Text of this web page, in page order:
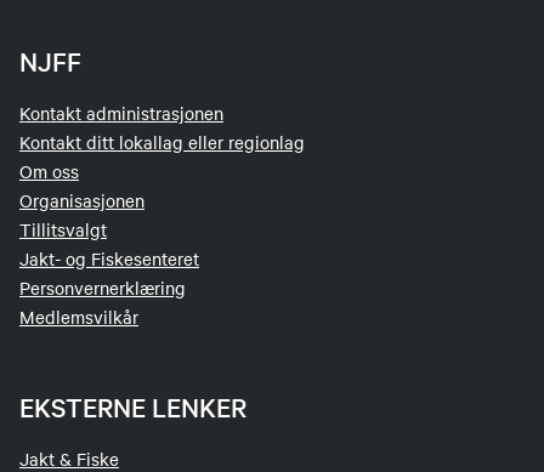
NJFF
Kontakt administrasjonen
Kontakt ditt lokallag eller regionlag
Om oss
Organisasjonen
Tillitsvalgt
Jakt- og Fiskesenteret
Personvernerklæring
Medlemsvilkår
EKSTERNE LENKER
Jakt & Fiske